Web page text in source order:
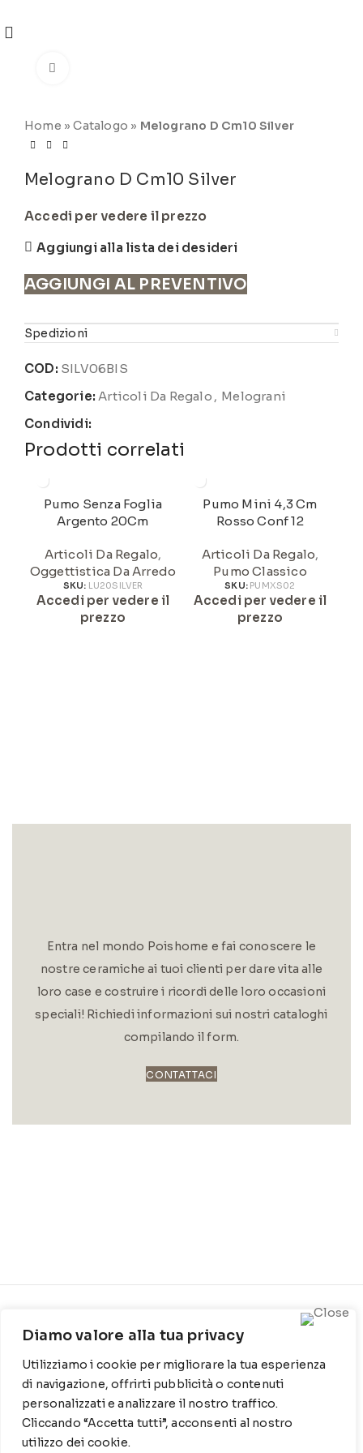
Diamo valore alla tua privacy
Utilizziamo i cookie per migliorare la tua esperienza
di navigazione, offrirti pubblicità o contenuti
personalizzati e analizzare il nostro traffico.
Cliccando “Accetta tutti”, acconsenti al nostro
utilizzo dei cookie.
Home »Catalogo » Melograno D Cm10 Silver
Melograno D Cm10 Silver
Accedi per vedere il prezzo
Aggiungi alla lista dei desideri
AGGIUNGI AL PREVENTIVO
Spedizioni
COD: SILV06BIS
Categorie: Articoli Da Regalo , Melograni
Condividi:
Prodotti correlati
Pumo Senza Foglia
Argento 20Cm
Articoli Da Regalo,
Oggettistica Da Arredo
SKU: LU20SILVER
Accedi per vedere il
prezzo
Pumo Mini 4,3 Cm
Rosso Conf 12
Articoli Da Regalo,
Pumo Classico
SKU: PUMXS02
Accedi per vedere il
prezzo
Entra nel mondo Poishome e fai conoscere le
nostre ceramiche ai tuoi clienti per dare vita alle
loro case e costruire i ricordi delle loro occasioni
speciali! Richiedi informazioni sui nostri cataloghi
compilando il form.
CONTATTACI
1316 - 70044 Polignano a
mare
T
WZ: 329 6510725
Cookie Policy
Privacy Policy